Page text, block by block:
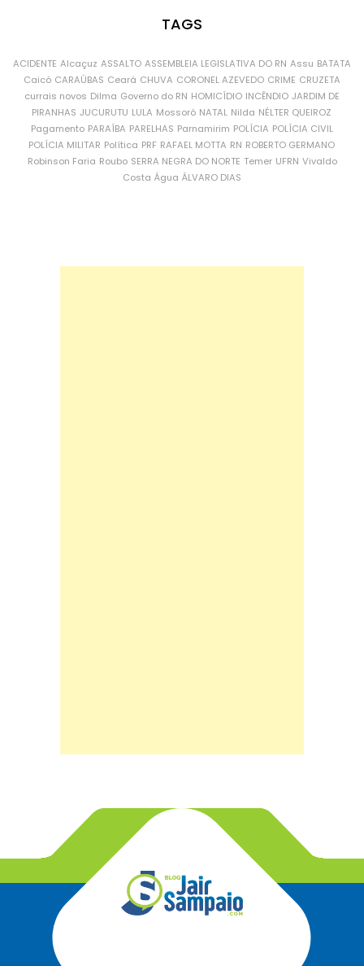
TAGS
ACIDENTE Alcaçuz ASSALTO ASSEMBLEIA LEGISLATIVA DO RN Assu BATATA
Caicó CARAÚBAS Ceará CHUVA CORONEL AZEVEDO CRIME CRUZETA
currais novos Dilma Governo do RN HOMICÍDIO INCÊNDIO JARDIM DE
PIRANHAS JUCURUTU LULA Mossoró NATAL Nilda NÉLTER QUEIROZ
Pagamento PARAÍBA PARELHAS Parnamirim POLÍCIA POLÍCIA CIVIL
POLÍCIA MILITAR Política PRF RAFAEL MOTTA RN ROBERTO GERMANO
Robinson Faria Roubo SERRA NEGRA DO NORTE Temer UFRN Vivaldo
Costa Água ÁLVARO DIAS